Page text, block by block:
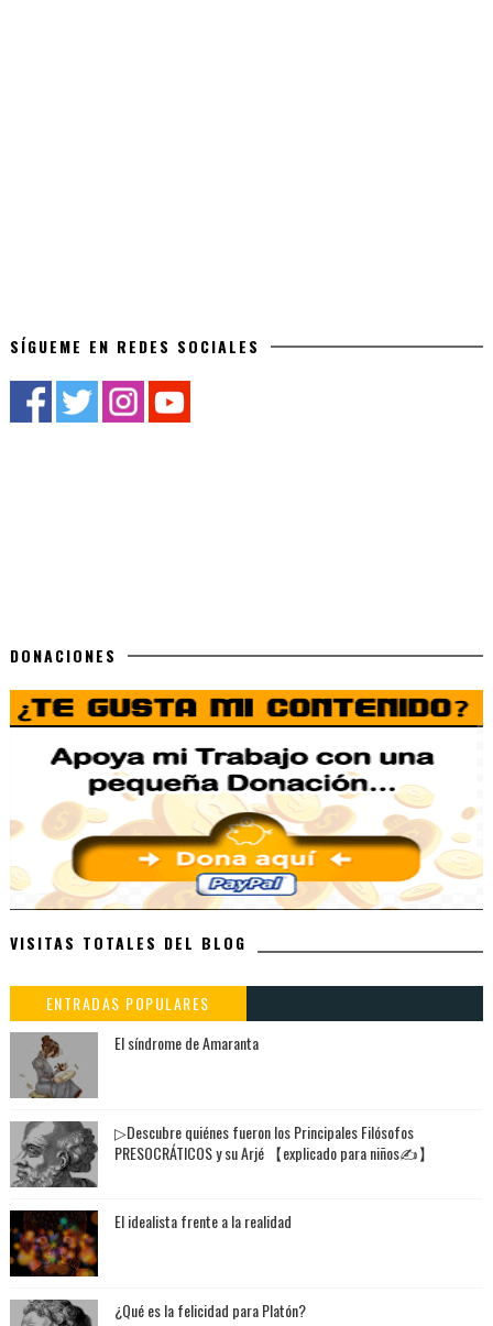
SÍGUEME EN REDES SOCIALES
DONACIONES
VISITAS TOTALES DEL BLOG
ENTRADAS POPULARES
El síndrome de Amaranta
▷Descubre quiénes fueron los Principales Filósofos
PRESOCRÁTICOS y su Arjé 【explicado para niños✍】
El idealista frente a la realidad
¿Qué es la felicidad para Platón?